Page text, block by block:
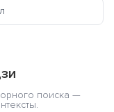
поиска —